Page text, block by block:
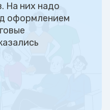
На них надо
оформлением